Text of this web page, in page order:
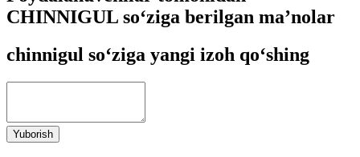
CHINNIGUL so‘ziga berilgan ma’nolar
chinnigul so‘ziga yangi izoh qo‘shing
Yuborish